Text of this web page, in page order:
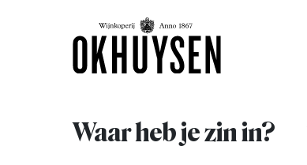
Waar heb je zin in?